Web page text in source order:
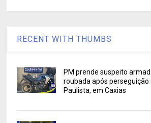
RECENT WITH THUMBS
PM prende suspeito
roubada após perseguição
Paulista, em Caxias